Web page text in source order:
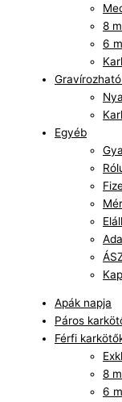
8
6
Egyéb
Apák napja
Páros
Férfi
8
6